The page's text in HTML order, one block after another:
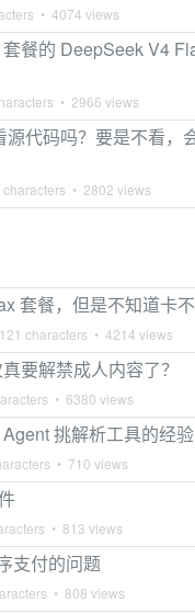
• 4074 views
餐的 DeepSeek V4
• 2966 views
代码吗？要是不看，
characters • 2802 views
套餐，但是不知道卡
characters • 4214 views
要解禁成人内容了？
• 6380 views
挑解析工具的经验
• 710 views
• 813 views
支付的问题
• 808 views